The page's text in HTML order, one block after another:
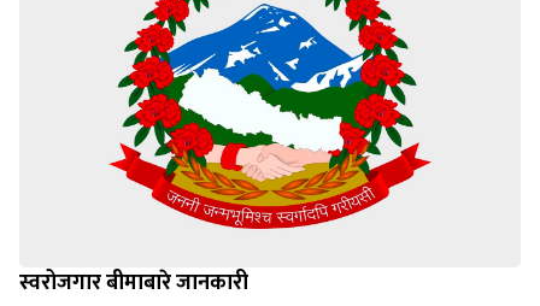
स्वरोजगार बीमाबारे जानकारी